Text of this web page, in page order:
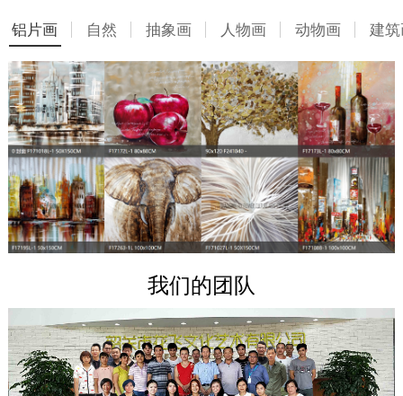
铝片画 自然 抽象画 人物画 动物画 建
我们的团队